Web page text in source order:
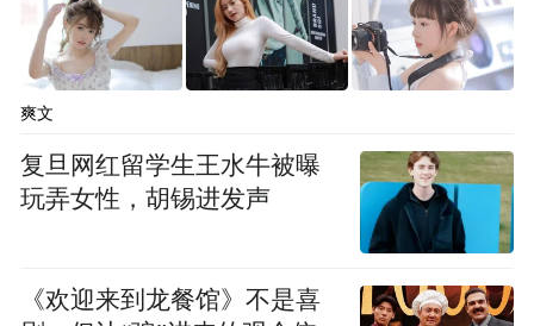
爽文
复旦网红留学生王水牛被曝
玩弄女性，胡锡进发声
《欢迎来到龙餐馆》不是喜